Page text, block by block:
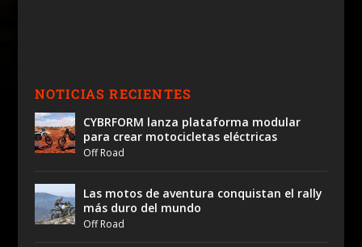
NOTICIAS RECIENTES
CYBRFORM lanza plataforma modular
para crear motocicletas eléctricas
Off Road
Las motos de aventura conquistan el rally
más duro del mundo
Off Road